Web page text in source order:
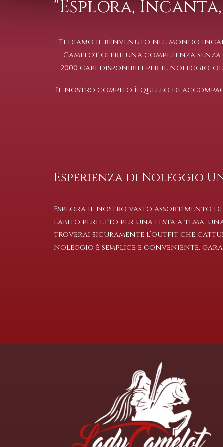
"Esplora,
Ti diamo il benvenuto nel mondo
Camelot offre una competenza
2000 capi disponibili per il noleggio,
Il nostro compito è quello di
Esperienza di Noleggio
Esplora il nostro vasto assortimento
l’abito perfetto per una festa a tema,
troverai sicuramente l’outfit che
noleggio è semplice e conveniente,